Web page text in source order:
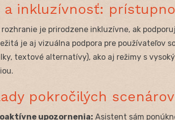
a inkluzívnosť:
rozhranie je prirodzene inkluzívne, ak
je aj vizuálna podpora pre používateľov
textové alternatívy), ako aj režimy s
pokročilých scenárov
upozornenia: Asistent sám